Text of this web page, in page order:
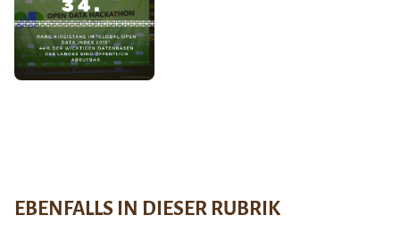
EBENFALLS IN DIESER RUBRIK